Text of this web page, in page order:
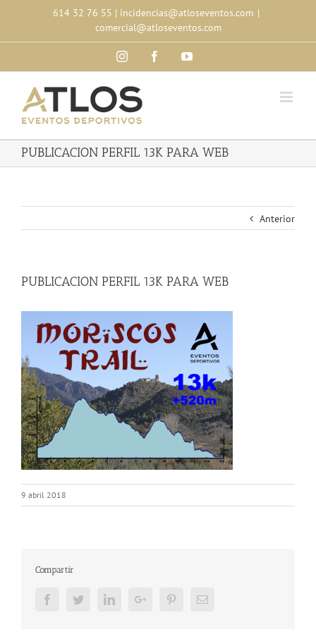
content
614 32 76 55 | incidencias@atloseventos.com |
comercial@atloseventos.com
InstagramFacebookYouTube
PUBLICACION PERFIL 13K PARA WEB
Anterior
PUBLICACION PERFIL 13K PARA WEB
9 abril 2018
Compartir
FacebookTwitterLinkedInGoogle+ PinterestEmail